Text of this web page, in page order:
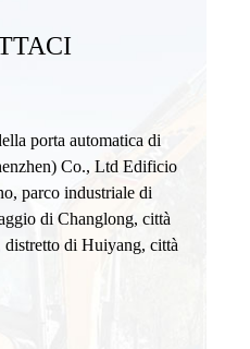
porta automatica di
Co., Ltd Edificio
parco industriale di
di Changlong, città
di Huiyang, città